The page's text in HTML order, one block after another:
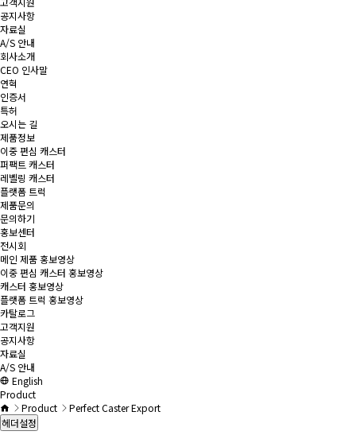
공지사항
자료실
A/S 안내
회사소개
CEO 인사말
연혁
인증서
특허
오시는 길
제품정보
이중 편심 캐스터
퍼팩트 캐스터
레벨링 캐스터
플랫폼 트럭
제품문의
문의하기
홍보센터
전시회
메인 제품 홍보영상
이중 편심 캐스터 홍보영상
캐스터 홍보영상
플랫폼 트럭 홍보영상
카탈로그
고객지원
공지사항
자료실
A/S 안내
English
Product
Product
Perfect Caster Export
헤더설정